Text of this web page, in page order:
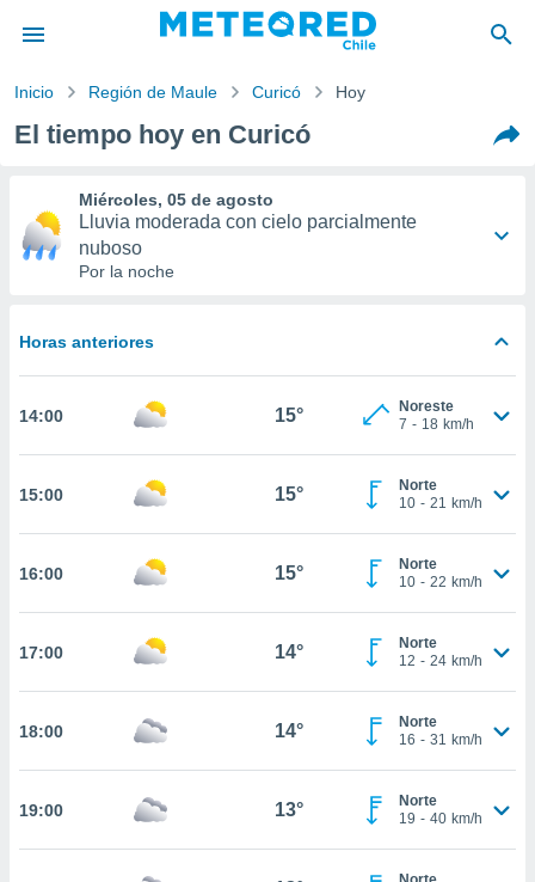
de
para
la
que se
forma
basada
botón
la
ya sean
ACEPTAR
CONTINUAR
Inicio Región de Maule Curicó Hoy
El tiempo hoy en Curicó
Miércoles, 05 de agosto
Lluvia moderada con cielo parcialmente
nuboso
Por la noche
16° 8°
Horas anteriores
14:00 15°
Noreste
7 - 18 km/h
15:00 15°
Norte
10 - 21 km/h
16:00 15°
Norte
10 - 22 km/h
17:00 14°
Norte
12 - 24 km/h
18:00 14°
Norte
16 - 31 km/h
19:00 13°
Norte
19 - 40 km/h